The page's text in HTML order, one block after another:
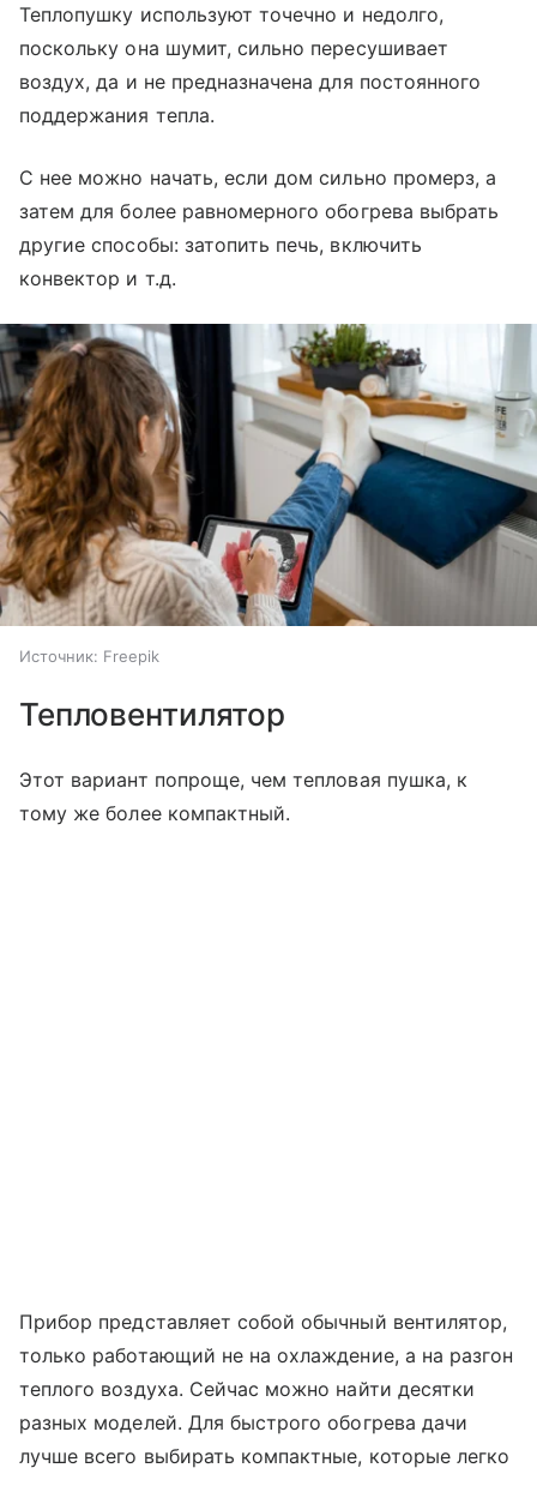
Теплопушку используют точечно и недолго,
поскольку она шумит, сильно пересушивает
воздух, да и не предназначена для постоянного
поддержания тепла.
С нее можно начать, если дом сильно промерз, а
затем для более равномерного обогрева выбрать
другие способы: затопить печь, включить
конвектор и т.д.
Источник: Freepik
Тепловентилятор
Этот вариант попроще, чем тепловая пушка, к
тому же более компактный.
Прибор представляет собой обычный вентилятор,
только работающий не на охлаждение, а на разгон
теплого воздуха. Сейчас можно найти десятки
разных моделей. Для быстрого обогрева дачи
лучше всего выбирать компактные, которые легко